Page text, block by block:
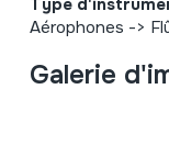
Type
Aérophones ->
Galerie